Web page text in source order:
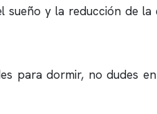
y la reducción de
para dormir, no dudes